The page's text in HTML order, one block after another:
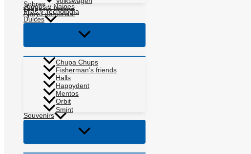
Sobres
Juegos y Naipes
Gafas de lectura
Pilas y Tecnología
Apoyo comercial
Dulces
Alternar
Chupa Chups
Fisherman’s friends
Halls
Happydent
Mentos
Orbit
Smint
Souvenirs
Alternar